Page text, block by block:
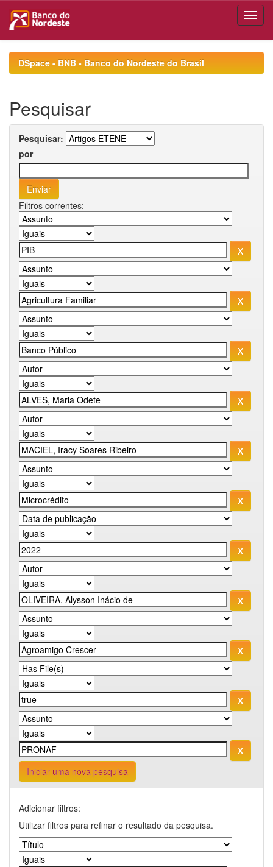
navigationDSpace - BNB - Banco do Nordeste do Brasil
Pesquisar
Pesquisar:
por
Filtros correntes:
Iniciar uma nova pesquisa
Adicionar filtros:
Utilizar filtros para refinar o resultado da pesquisa.